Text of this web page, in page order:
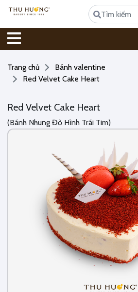
Trang chủ
Bánh valentine
Red Velvet Cake Heart
Red Velvet Cake Heart
(Bánh Nhung Đỏ Hình Trái Tim)